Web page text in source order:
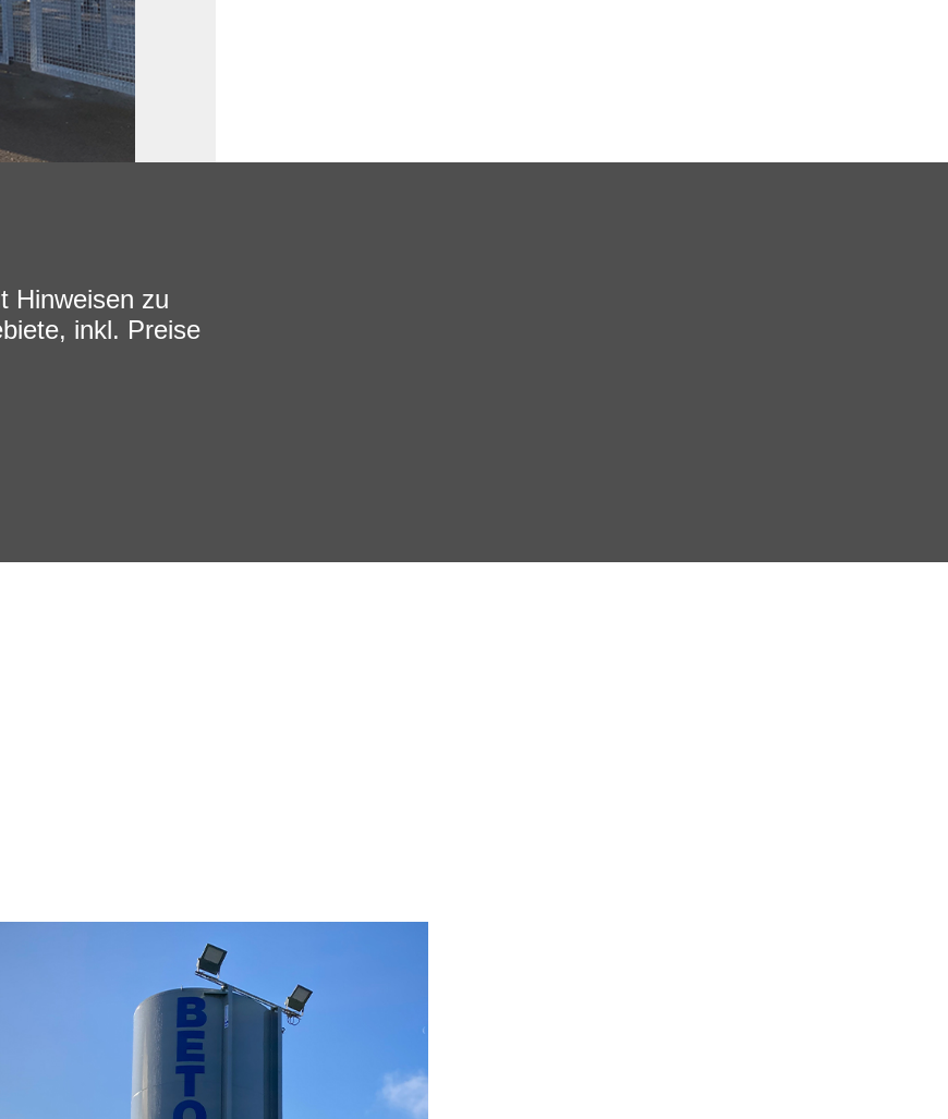
Hinweisen zu
inkl. Preise